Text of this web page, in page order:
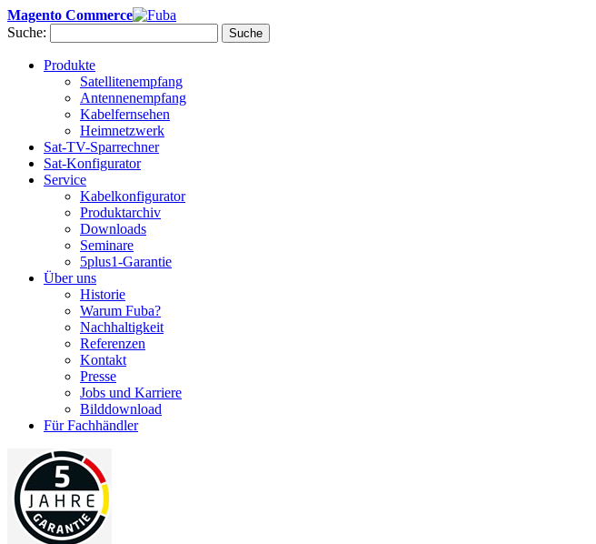
Magento Commerce
Suche:
Suche
Produkte
Satellitenempfang
Antennenempfang
Kabelfernsehen
Heimnetzwerk
Sat-TV-Sparrechner
Sat-Konfigurator
Service
Kabelkonfigurator
Produktarchiv
Downloads
Seminare
5plus1-Garantie
Über uns
Historie
Warum Fuba?
Nachhaltigkeit
Referenzen
Kontakt
Presse
Jobs und Karriere
Bilddownload
Für Fachhändler